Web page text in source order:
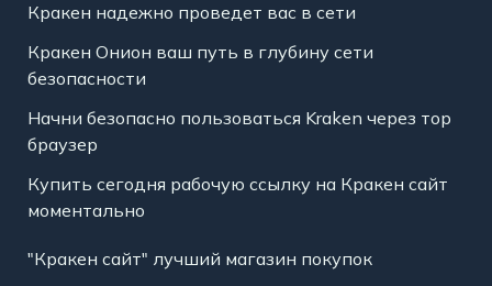
Кракен надежно проведет вас в сети
Кракен Онион ваш путь в глубину сети
безопасности
Начни безопасно пользоваться Kraken через тор
браузер
Купить сегодня рабочую ссылку на Кракен сайт
моментально
"Кракен сайт" лучший магазин покупок